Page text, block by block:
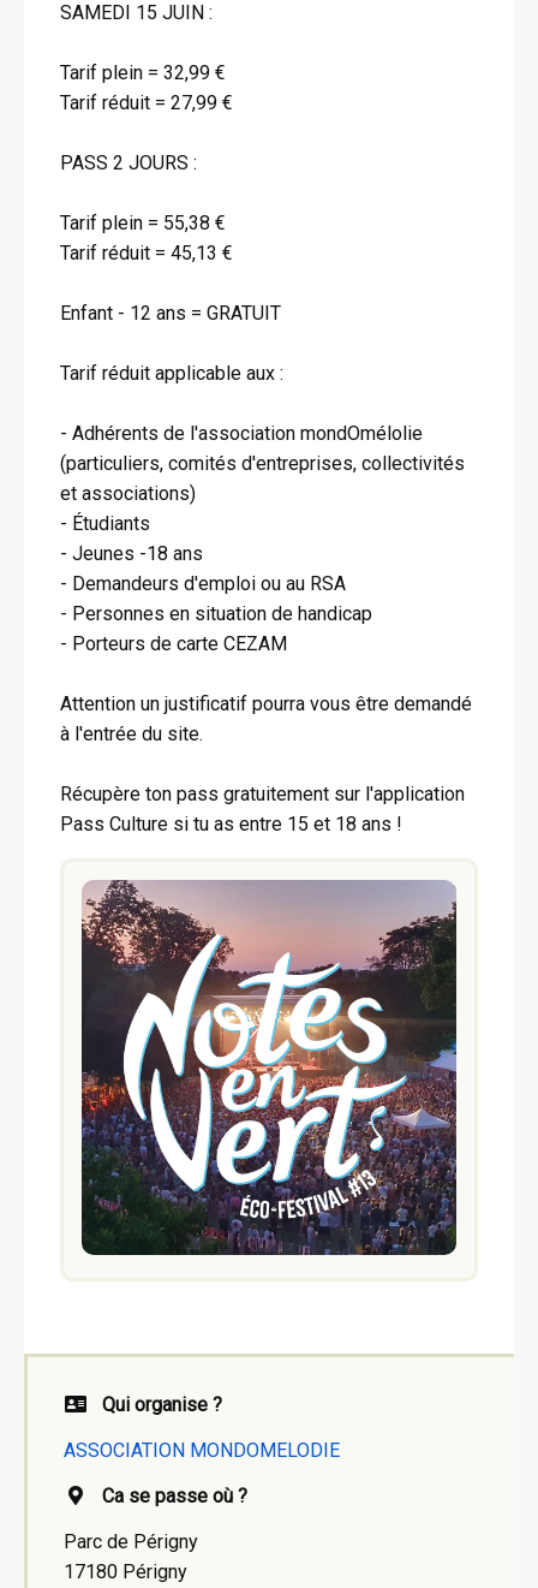
SAMEDI 15 JUIN :
Tarif plein = 32,99 €
Tarif réduit = 27,99 €
PASS 2 JOURS :
Tarif plein = 55,38 €
Tarif réduit = 45,13 €
Enfant - 12 ans = GRATUIT
Tarif réduit applicable aux :
- Adhérents de l'association mondOmélolie
(particuliers, comités d'entreprises, collectivités
et associations)
- Étudiants
- Jeunes -18 ans
- Demandeurs d'emploi ou au RSA
- Personnes en situation de handicap
- Porteurs de carte CEZAM
Attention un justificatif pourra vous être demandé
à l'entrée du site.
Récupère ton pass gratuitement sur l'application
Pass Culture si tu as entre 15 et 18 ans !
Qui organise ?
ASSOCIATION MONDOMELODIE
Ca se passe où ?
Parc de Périgny
17180 Périgny